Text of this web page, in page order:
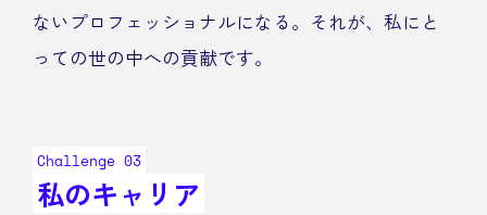
ないプロフェッショナルになる。それが、私にと
っての世の中への貢献です。
Challenge 03
私のキャリア